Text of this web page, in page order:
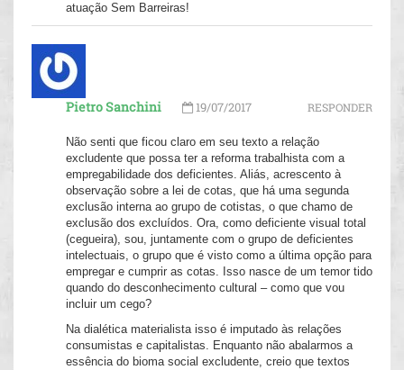
atuação Sem Barreiras!
Pietro Sanchini 19/07/2017 RESPONDER
Não senti que ficou claro em seu texto a relação
excludente que possa ter a reforma trabalhista com a
empregabilidade dos deficientes. Aliás, acrescento à
observação sobre a lei de cotas, que há uma segunda
exclusão interna ao grupo de cotistas, o que chamo de
exclusão dos excluídos. Ora, como deficiente visual total
(cegueira), sou, juntamente com o grupo de deficientes
intelectuais, o grupo que é visto como a última opção para
empregar e cumprir as cotas. Isso nasce de um temor tido
quando do desconhecimento cultural – como que vou
incluir um cego?
Na dialética materialista isso é imputado às relações
consumistas e capitalistas. Enquanto não abalarmos a
essência do bioma social excludente, creio que textos